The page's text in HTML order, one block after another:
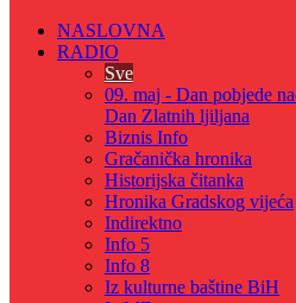
NASLOVNA
RADIO
Sve
09. maj - Dan pobjede
Dan Zlatnih ljiljana
Biznis Info
Gračanička hronika
Historijska čitanka
Hronika Gradskog vijeća
Indirektno
Info 5
Info 8
Iz kulturne baštine BiH